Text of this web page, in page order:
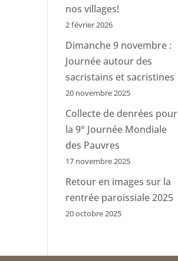
nos villages!
2 février 2026
Dimanche 9 novembre :
Journée autour des
sacristains et sacristines
20 novembre 2025
Collecte de denrées pour
la 9° Journée Mondiale
des Pauvres
17 novembre 2025
Retour en images sur la
rentrée paroissiale 2025
20 octobre 2025